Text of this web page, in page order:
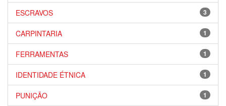
3
ESCRAVOS
1
CARPINTARIA
1
FERRAMENTAS
1
IDENTIDADE ÉTNICA
1
PUNIÇÃO